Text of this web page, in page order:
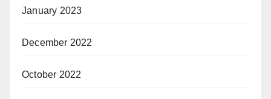
January 2023
December 2022
October 2022